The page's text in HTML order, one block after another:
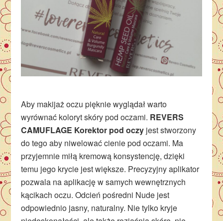
Aby makijaż oczu pięknie wyglądał warto
wyrównać koloryt skóry pod oczami. REVERS
CAMUFLAGE Korektor pod oczy jest stworzony
do tego aby niwelować cienie pod oczami. Ma
przyjemnie miłą kremową konsystencję, dzięki
temu jego krycie jest większe. Precyzyjny aplikator
pozwala na aplikację w samych wewnętrznych
kącikach oczu. Odcień pośredni Nude jest
odpowiednio jasny, naturalny. Nie tylko kryje